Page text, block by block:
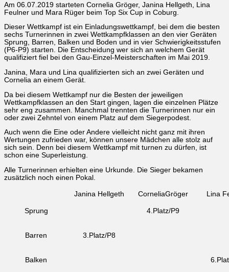
Am 06.07.2019 starteten Cornelia Gröger, Janina Hellgeth, Lina
Feulner und Mara Rüger beim Top Six Cup in Coburg.
Dieser Wettkampf ist ein Einladungswettkampf, bei dem die besten
sechs Turnerinnen in zwei Wettkampfklassen an den vier Geräten
Sprung, Barren, Balken und Boden und in vier Schwierigkeitsstufen
(P6-P9) starten. Die Entscheidung wer sich an welchem Gerät
qualifiziert fiel bei den Gau-Einzel-Meisterschaften im Mai 2019.
Janina, Mara und Lina qualifizierten sich an zwei Geräten und
Cornelia an einem Gerät.
Da bei diesem Wettkampf nur die Besten der jeweiligen
Wettkampfklassen an den Start gingen, lagen die einzelnen Plätze
sehr eng zusammen. Manchmal trennten die Turnerinnen nur ein
oder zwei Zehntel von einem Platz auf dem Siegerpodest.
Auch wenn die Eine oder Andere vielleicht nicht ganz mit ihren
Wertungen zufrieden war, können unsere Mädchen alle stolz auf
sich sein. Denn bei diesem Wettkampf mit turnen zu dürfen, ist
schon eine Superleistung.
Alle Turnerinnen erhielten eine Urkunde. Die Sieger bekamen
zusätzlich noch einen Pokal.
Janina Hellgeth CorneliaGröger Lina
Sprung 4.Platz/P9
Barren 3.Platz/P8
Balken